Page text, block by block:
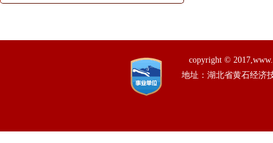
copyright ©
地址：湖北省黄石经济